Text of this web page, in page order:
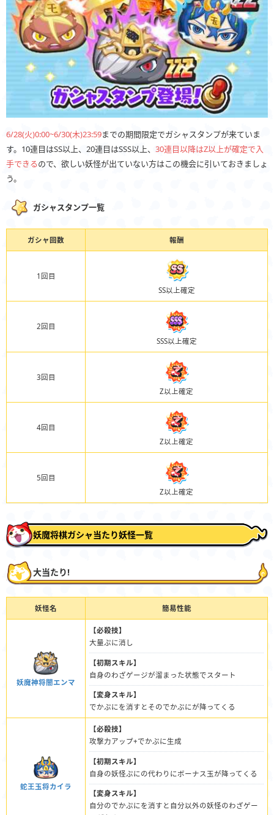
6/28(火)0:00~6/30(木)23:59までの期間限定でガシャスタンプが来ていま
す。10連目はSS以上、20連目はSSS以上、 30連目以降はZ以上が確定で入
手できるので、欲しい妖怪が出ていない方はこの機会に引いておきましょ
う。
ガシャスタンプ一覧
ガシャ回数 報酬
1回目
SS以上確定
2回目
SSS以上確定
3回目
Z以上確定
4回目
Z以上確定
5回目
Z以上確定
妖魔将棋ガシャ当たり妖怪一覧
大当たり!
妖怪名 簡易性能
妖魔神将闇エンマ
【必殺技】
大量ぷに消し
【初期スキル】
自身のわざゲージが溜まった状態でスタート
【変身スキル】
でかぷにを消すとそのでかぷにが降ってくる
蛇王玉将カイラ
【必殺技】
攻撃力アップ+でかぷに生成
【初期スキル】
自身の妖怪ぷにの代わりにボーナス玉が降ってくる
【変身スキル】
自分のでかぷにを消すと自分以外の妖怪のわざゲー